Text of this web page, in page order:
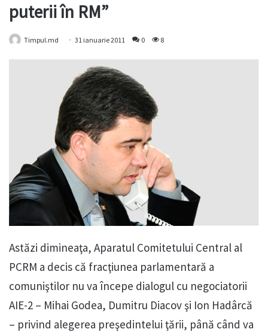
puterii în RM”
Timpul.md 31 ianuarie 2011 0 8
Astăzi dimineaţa, Aparatul Comitetului Central al
PCRM a decis că fracţiunea parlamentară a
comuniştilor nu va începe dialogul cu negociatorii
AIE-2 – Mihai Godea, Dumitru Diacov şi Ion Hadârcă
– privind alegerea preşedintelui ţării, până când va